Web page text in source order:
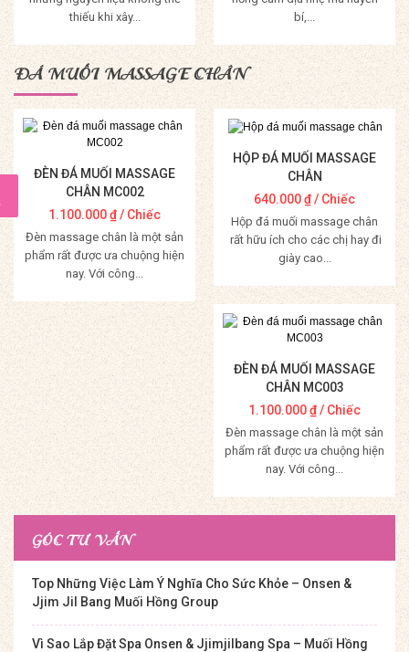
thiếu khi xây...
Mua Hàng
bí,...
Mua Hàng
ĐÁ MUỐI MASSAGE CHÂN
ĐÈN ĐÁ MUỐI MASSAGE
CHÂN MC002
1.100.000₫/ Chiếc
Đèn massage chân là một sản
phẩm rất được ưa chuộng hiện
nay. Với công...
Mua Hàng
HỘP ĐÁ MUỐI MASSAGE
CHÂN
640.000₫/ Chiếc
Hộp đá muối massage chân
rất hữu ích cho các chị hay đi
giày cao...
Mua Hàng
ĐÈN ĐÁ MUỐI MASSAGE
CHÂN MC003
1.100.000₫/ Chiếc
Đèn massage chân là một sản
phẩm rất được ưa chuộng hiện
nay. Với công...
Mua Hàng
GÓC TƯ VẤN
Top Những Việc Làm Ý Nghĩa Cho Sức Khỏe – Onsen &
Jjim Jil Bang Muối Hồng Group
Vì Sao Lắp Đặt Spa Onsen & Jjimjilbang Spa – Muối Hồng